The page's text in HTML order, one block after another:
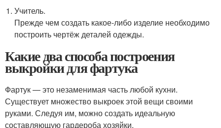
Учитель.
Прежде чем создать какое-либо изделие необходимо
построить чертёж деталей одежды.
Какие два способа построения
выкройки для фартука
Фартук — это незаменимая часть любой кухни.
Существует множество выкроек этой вещи своими
руками. Следуя им, можно создать идеальную
составляющую гардероба хозяйки.